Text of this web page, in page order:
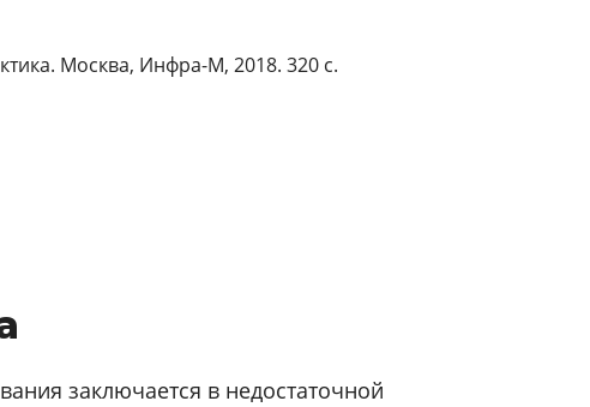
Москва, Инфра-М, 2018. 320 с.
заключается в недостаточной